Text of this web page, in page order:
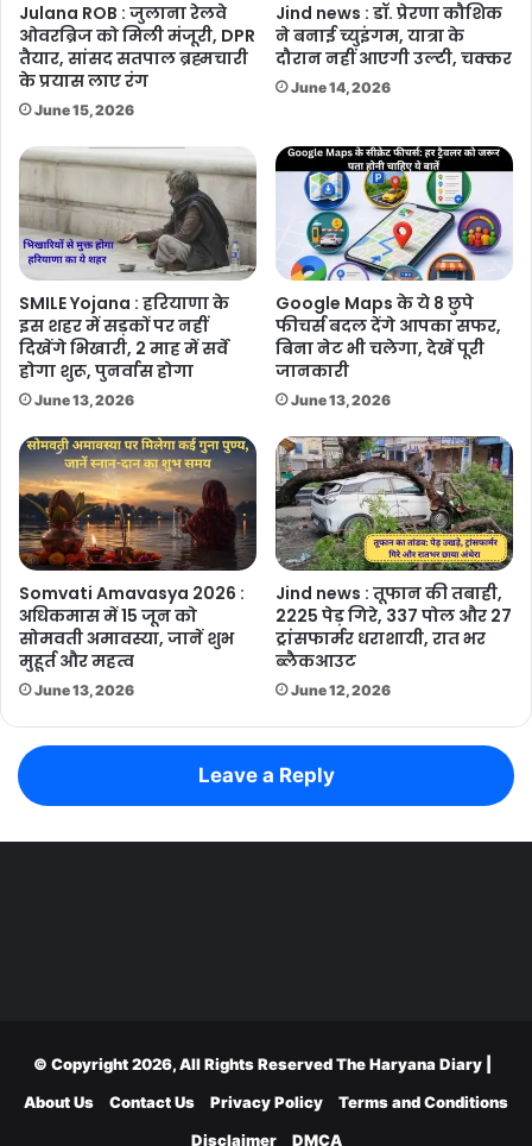
Julana ROB : जुलाना रेलवे
ओवरब्रिज को मिली मंजूरी, DPR
तैयार, सांसद सतपाल ब्रह्मचारी
के प्रयास लाए रंग
June 15, 2026
Jind news : डॉ. प्रेरणा कौशिक
ने बनाई च्युइंगम, यात्रा के
दौरान नहीं आएगी उल्टी, चक्कर
June 14, 2026
SMILE Yojana : हरियाणा के
इस शहर में सड़कों पर नहीं
दिखेंगे भिखारी, 2 माह में सर्वे
होगा शुरू, पुनर्वास होगा
June 13, 2026
Google Maps के ये 8 छुपे
फीचर्स बदल देंगे आपका सफर,
बिना नेट भी चलेगा, देखें पूरी
जानकारी
June 13, 2026
Somvati Amavasya 2026 :
अधिकमास में 15 जून को
सोमवती अमावस्या, जानें शुभ
मुहूर्त और महत्व
June 13, 2026
Jind news : तूफान की तबाही,
2225 पेड़ गिरे, 337 पोल और 27
ट्रांसफार्मर धराशायी, रात भर
ब्लैकआउट
June 12, 2026
Leave a Reply
© Copyright 2026, All Rights ReservedThe Haryana Diary
About Us
Contact Us Privacy Policy
Terms and Conditions
Disclaimer
DMCA